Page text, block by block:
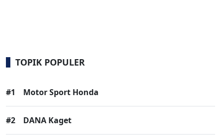
TOPIK POPULER
#1 Motor Sport Honda
#2 DANA Kaget